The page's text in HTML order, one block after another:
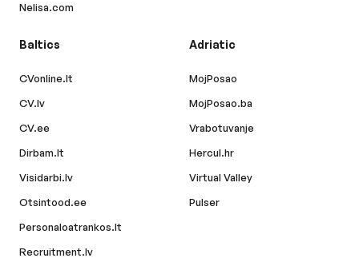
Nelisa.com
Baltics
CVonline.lt
CV.lv
CV.ee
Dirbam.lt
Visidarbi.lv
Otsintood.ee
Personaloatrankos.lt
Recruitment.lv
Adriatic
MojPosao
MojPosao.ba
Vrabotuvanje
Hercul.hr
Virtual Valley
Pulser